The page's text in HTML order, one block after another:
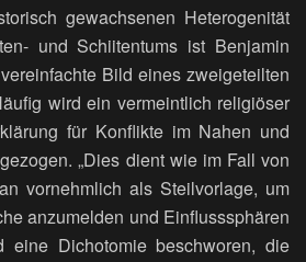
gewachsenen Heterogenität
und Schiitentums ist Benjamin
Bild eines zweigeteilten
wird ein vermeintlich religiöser
für Konflikte im Nahen und
„Dies dient wie im Fall von
vornehmlich als Steilvorlage, um
anzumelden und Einflusssphären
eine Dichotomie beschworen, die